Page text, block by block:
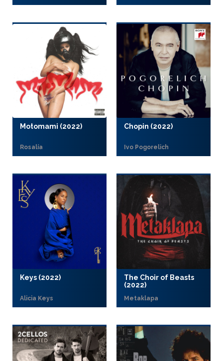
Motomami (2022)
Rosalía
Chopin (2022)
Ivo Pogorelich
Keys (2022)
Alicia Keys
The Choir of Beasts
(2022)
Metaklapa